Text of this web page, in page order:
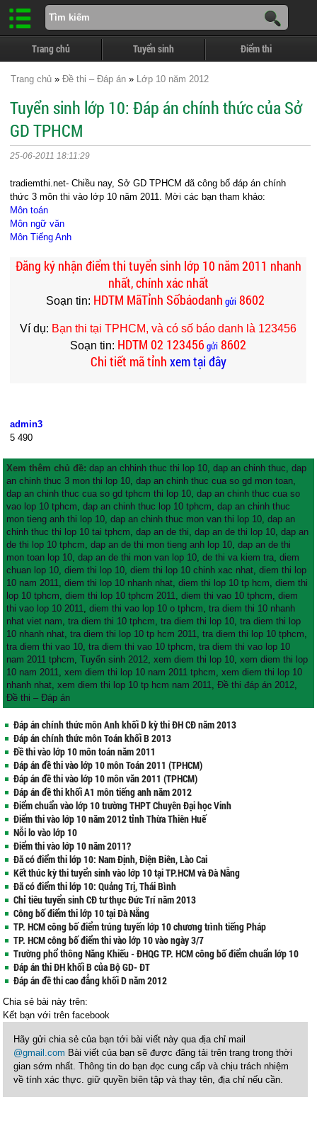
Trang chủ Tuyển sinh Điểm thi
Trang chủ » Đề thi – Đáp án » Lớp 10 năm 2012
Tuyển sinh lớp 10: Đáp án chính thức của Sở
GD TPHCM
25-06-2011 18:11:29
tradiemthi.net- Chiều nay, Sở GD TPHCM đã công bố đáp án chính
thức 3 môn thi vào lớp 10 năm 2011. Mời các bạn tham khảo:
Môn toán
Môn ngữ văn
Môn Tiếng Anh
Đăng ký nhận điểm thi tuyển sinh lớp 10 năm 2011 nhanh
nhất, chính xác nhất
Soạn tin: HDTM MãTỉnh Sốbáodanh gửi8602
Ví dụ: Bạn thi tại TPHCM, và có số báo danh là 123456
Soạn tin: HDTM 02 123456gửi 8602
Chi tiết mã tỉnh xem tại đây
admin3
5 490
Xem thêm chủ đề:dap an chhinh thuc thi lop 10,dap an chinh thuc,dap
an chinh thuc 3 mon thi lop 10,dap an chinh thuc cua so gd mon toan,
dap an chinh thuc cua so gd tphcm thi lop 10,dap an chinh thuc cua so
vao lop 10 tphcm,dap an chinh thuc lop 10 tphcm,dap an chinh thuc
mon tieng anh thi lop 10,dap an chinh thuc mon van thi lop 10,dap an
chinh thuc thi lop 10 tai tphcm,dap an de thi,dap an de thi lop 10,dap an
de thi lop 10 tphcm,dap an de thi mon tieng anh lop 10,dap an de thi
mon toan lop 10,dap an de thi mon van lop 10,de thi va kiem tra,diem
chuan lop 10,diem thi lop 10,diem thi lop 10 chinh xac nhat,diem thi lop
10 nam 2011,diem thi lop 10 nhanh nhat,diem thi lop 10 tp hcm,diem thi
lop 10 tphcm,diem thi lop 10 tphcm 2011,diem thi vao 10 tphcm,diem
thi vao lop 10 2011,diem thi vao lop 10 o tphcm,tra diem thi 10 nhanh
nhat viet nam,tra diem thi 10 tphcm,tra diem thi lop 10,tra diem thi lop
10 nhanh nhat,tra diem thi lop 10 tp hcm 2011,tra diem thi lop 10 tphcm,
tra diem thi vao 10,tra diem thi vao 10 tphcm,tra diem thi vao lop 10
nam 2011 tphcm,Tuyển sinh 2012,xem diem thi lop 10,xem diem thi lop
10 nam 2011,xem diem thi lop 10 nam 2011 tphcm,xem diem thi lop 10
nhanh nhat,xem diem thi lop 10 tp hcm nam 2011,Đề thi đáp án 2012,
Đề thi – Đáp án
Đáp án chính thức môn Anh khối D kỳ thi ĐH CĐ năm 2013
Đáp án chính thức môn Toán khối B 2013
Đề thi vào lớp 10 môn toán năm 2011
Đáp án đề thi vào lớp 10 môn Toán 2011 (TPHCM)
Đáp án đề thi vào lớp 10 môn văn 2011 (TPHCM)
Đáp án đề thi khối A1 môn tiếng anh năm 2012
Điểm chuẩn vào lớp 10 trường THPT Chuyên Đại học Vinh
Điểm thi vào lớp 10 năm 2012 tỉnh Thừa Thiên Huế
Nỗi lo vào lớp 10
Điểm thi vào lớp 10 năm 2011?
Đã có điểm thi lớp 10: Nam Định, Điện Biên, Lào Cai
Kết thúc kỳ thi tuyển sinh vào lớp 10 tại TP.HCM và Đà Nẵng
Đã có điểm thi lớp 10: Quảng Trị, Thái Bình
Chỉ tiêu tuyển sinh CĐ tư thục Đức Trí năm 2013
Công bố điểm thi lớp 10 tại Đà Nẵng
TP. HCM công bố điểm trúng tuyến lớp 10 chương trình tiếng Pháp
TP. HCM công bố điểm thi vào lớp 10 vào ngày 3/7
Trường phổ thông Năng Khiếu - ĐHQG TP. HCM công bố điểm chuẩn lớp 10
Đáp án thi ĐH khối B của Bộ GD- ĐT
Đáp án đề thi cao đẳng khối D năm 2012
Chia sẻ bài này trên:
Kết bạn vớitrên facebook
Hãy gửi chia sẻ của bạn tới bài viết này qua địa chỉ mail
@gmail.com Bài viết của bạn sẽ được đăng tải trên trang trong thời
gian sớm nhất. Thông tin do bạn đọc cung cấp và chịu trách nhiệm
về tính xác thực. giữ quyền biên tập và thay tên, địa chỉ nếu cần.